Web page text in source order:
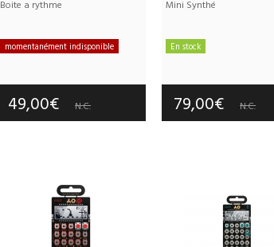
Boite a rythme
momentanément indisponible
Garantie :3 an(s)
49,00€ N.C.
Mini Synthé
En stock
Garantie :3 an(s)
79,00€ N.C.